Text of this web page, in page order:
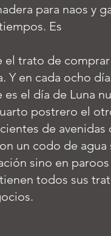
para naos y
Es
el trato de
Y en cada ocho
el día de Luna
postrero el
de
un codo de
sino en
todos sus